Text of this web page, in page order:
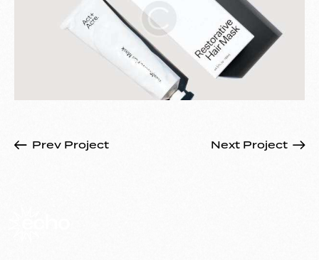
Prev Project Next Project